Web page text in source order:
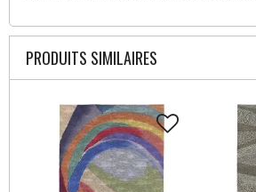
PRODUITS SIMILAIRES